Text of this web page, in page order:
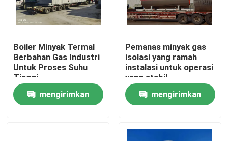
Rumah
Boiler Minyak Termal
Berbahan Gas Industri
Untuk Proses Suhu
Tinggi
mengirimkan
Pemanas minyak gas
isolasi yang ramah
instalasi untuk operasi
yang stabil
mengirimkan